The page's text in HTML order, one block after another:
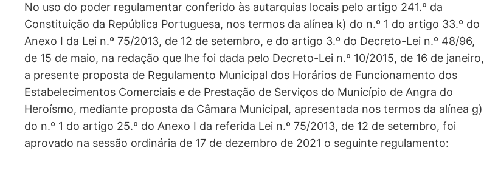
No uso do poder regulamentar conferido às autarquias locais pelo artigo 241.º da
Constituição da República Portuguesa, nos termos da alínea k) do n.º 1 do artigo 33.º do
Anexo I da Lei n.º 75/2013, de 12 de setembro, e do artigo 3.º do Decreto-Lei n.º 48/96,
de 15 de maio, na redação que lhe foi dada pelo Decreto-Lei n.º 10/2015, de 16 de janeiro,
a presente proposta de Regulamento Municipal dos Horários de Funcionamento dos
Estabelecimentos Comerciais e de Prestação de Serviços do Município de Angra do
Heroísmo, mediante proposta da Câmara Municipal, apresentada nos termos da alínea g)
do n.º 1 do artigo 25.º do Anexo I da referida Lei n.º 75/2013, de 12 de setembro, foi
aprovado na sessão ordinária de 17 de dezembro de 2021 o seguinte regulamento: